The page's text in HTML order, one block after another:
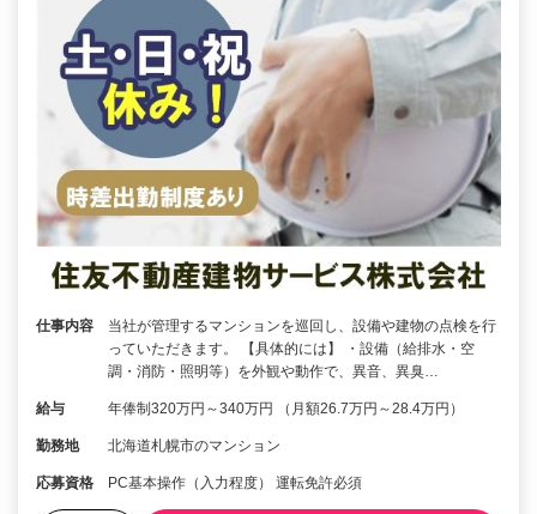
仕事内容
当社が管理するマンションを巡回し、設備や建物の点検を行
っていただきます。 【具体的には】 ・設備（給排水・空
調・消防・照明等）を外観や動作で、異音、異臭…
給与 年俸制320万円～340万円 （月額26.7万円～28.4万円）
勤務地 北海道札幌市のマンション
応募資格 PC基本操作（入力程度） 運転免許必須